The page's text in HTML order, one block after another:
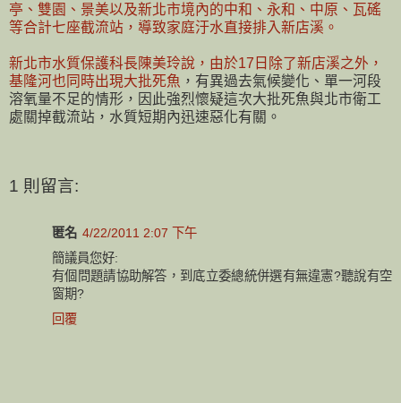
亭、雙園、景美以及新北市境內的中和、永和、中原、瓦磘
等合計七座截流站，導致家庭汙水直接排入新店溪。
新北市水質保護科長陳美玲說，由於17日除了新店溪之外，
基隆河也同時出現大批死魚 ，有異過去氣候變化、單一河段
溶氧量不足的情形，因此強烈懷疑這次大批死魚與北市衛工
處關掉截流站，水質短期內迅速惡化有關。
1 則留言:
匿名 4/22/2011 2:07 下午
簡議員您好:
有個問題請協助解答，到底立委總統併選有無違憲?聽說有空
窗期?
回覆